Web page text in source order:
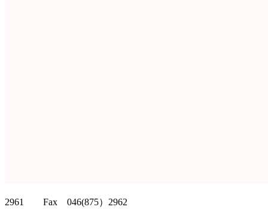
2961 Fax 046(875）2962